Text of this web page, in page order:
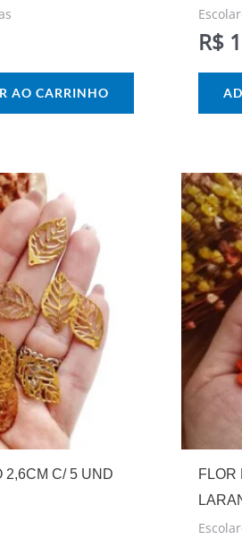
AO CARRINHO
R$
2,6CM C/ 5 UND
FLOR